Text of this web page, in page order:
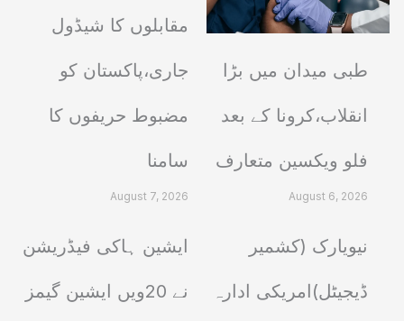
طبی میدان میں بڑا
انقلاب،کرونا کے بعد
فلو ویکسین متعارف
August 6, 2026
نیویارک (کشمیر
ڈیجیٹل)امریکی ادارہ
مقابلوں کا شیڈول
جاری،پاکستان کو
مضبوط حریفوں کا
سامنا
August 7, 2026
ایشین ہاکی فیڈریشن
نے 20ویں ایشین گیمز